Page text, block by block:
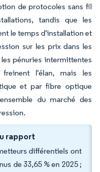
de protocoles sans fil
tandis que les
le temps d'installation et
sur les prix dans les
pénuries intermittentes
l'élan, mais les
et par fibre optique
du marché des
rapport
différentiels ont
de 33,65 % en 2025 ;